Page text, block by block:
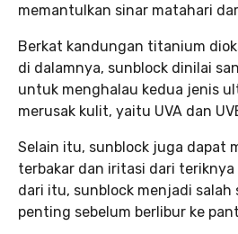
memantulkan sinar matahari
Berkat kandungan titanium
di dalamnya, sunblock dinilai
untuk menghalau kedua jenis
merusak kulit, yaitu UVA dan
Selain itu, sunblock juga dapat
terbakar dan iritasi dari teriknya
dari itu, sunblock menjadi salah
penting sebelum berlibur ke